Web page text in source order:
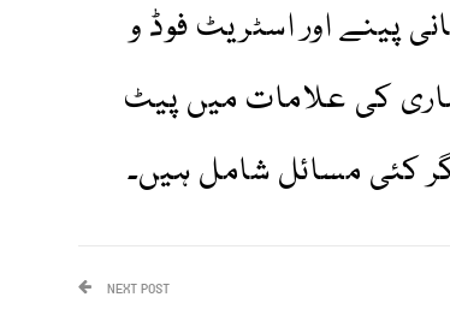
پینے اور اسٹریٹ فوڈ و
کی علامات میں پیٹ
کئی مسائل شامل ہیں۔
NEXT POST